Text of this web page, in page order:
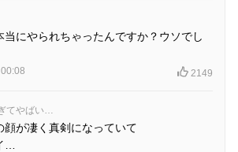
当にやられちゃったんですか？ウソでし
2149
てやばい…
顔が凄く真剣になっていて
…